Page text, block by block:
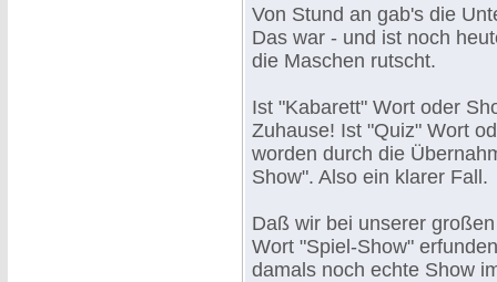
Von Stund an gab's die
Das war - und ist noch
die Maschen rutscht.
Ist "Kabarett" Wort oder
Zuhause! Ist "Quiz" Wort
worden durch die
Show". Also ein klarer Fall.
Daß wir bei unserer
Wort "Spiel-Show"
damals noch echte Show